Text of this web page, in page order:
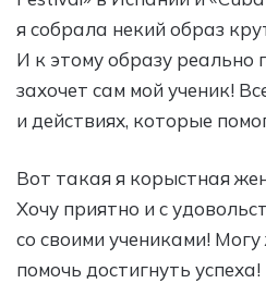
я собрала некий образ
И к этому образу реально
захочет сам мой ученик!
и действиях, которые
Вот такая я корыстная
Хочу приятно и с
со своими учениками!
помочь достигнуть успеха!